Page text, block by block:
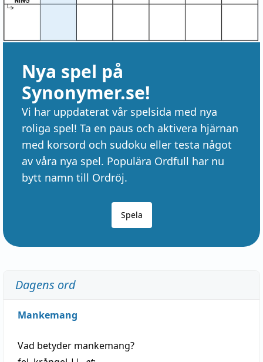
Nya spel på
Synonymer.se!
Vi har uppdaterat vår spelsida med nya
roliga spel! Ta en paus och aktivera hjärnan
med korsord och sudoku eller testa något
av våra nya spel. Populära Ordfull har nu
bytt namn till Ordröj.
Spela
Dagens ord
Mankemang
Vad betyder mankemang?